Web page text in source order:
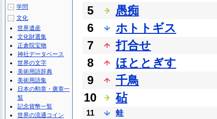
5
愚痴
6
ホトトギス
7
打合せ
8
ほととぎす
9
千鳥
10
砧
11
蛙
＋ 学問
－
文化
世界遺産
文化財選集
正倉院宝物
神社データベース
世界の文字
美術用語辞典
美術用語集
日本の勲章・褒章一
覧
記念貨幣一覧
世界の流通コイン